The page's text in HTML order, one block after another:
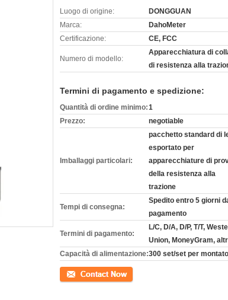
Luogo di origine:
DONGGUAN
Marca:
DahoMeter
Certificazione:
CE, FCC
Numero di modello:
Apparecchiatura di
di resistenza alla
Termini di pagamento e spedizione:
Quantità di ordine minimo:1
Prezzo:
negotiable
Imballaggi particolari:
pacchetto standard di
esportato per
apparecchiature di
della resistenza alla
trazione
Tempi di consegna:
Spedito entro 5 giorni
pagamento
Termini di pagamento:
L/C, D/A, D/P, T/T,
Union, MoneyGram,
Capacità di alimentazione:300 set/set per
Contatto